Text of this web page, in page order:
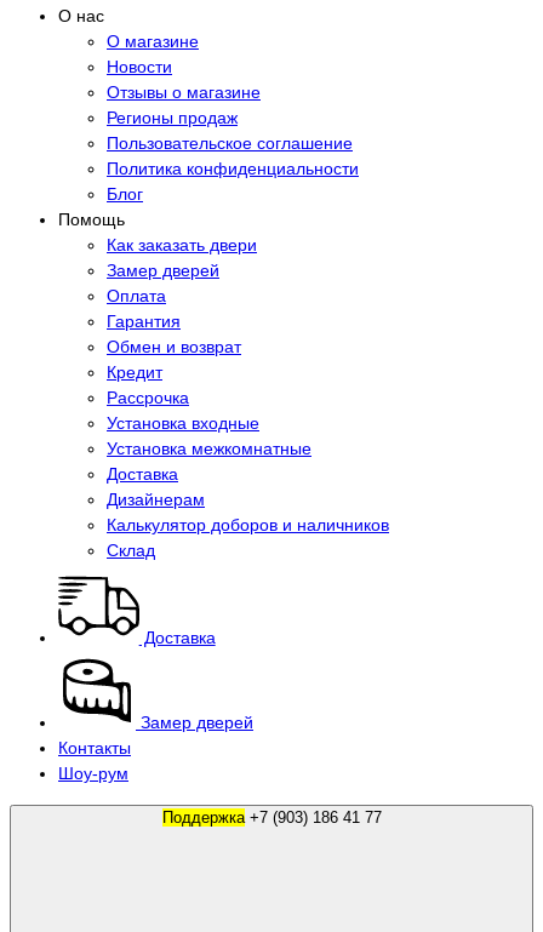
О нас
О магазине
Новости
Отзывы о магазине
Регионы продаж
Пользовательское соглашение
Политика конфиденциальности
Блог
Помощь
Как заказать двери
Замер дверей
Оплата
Гарантия
Обмен и возврат
Кредит
Рассрочка
Установка входные
Установка межкомнатные
Доставка
Дизайнерам
Калькулятор доборов и наличников
Склад
Доставка
Замер дверей
Контакты
Шоу-рум
Поддержка +7 (903) 186 41 77